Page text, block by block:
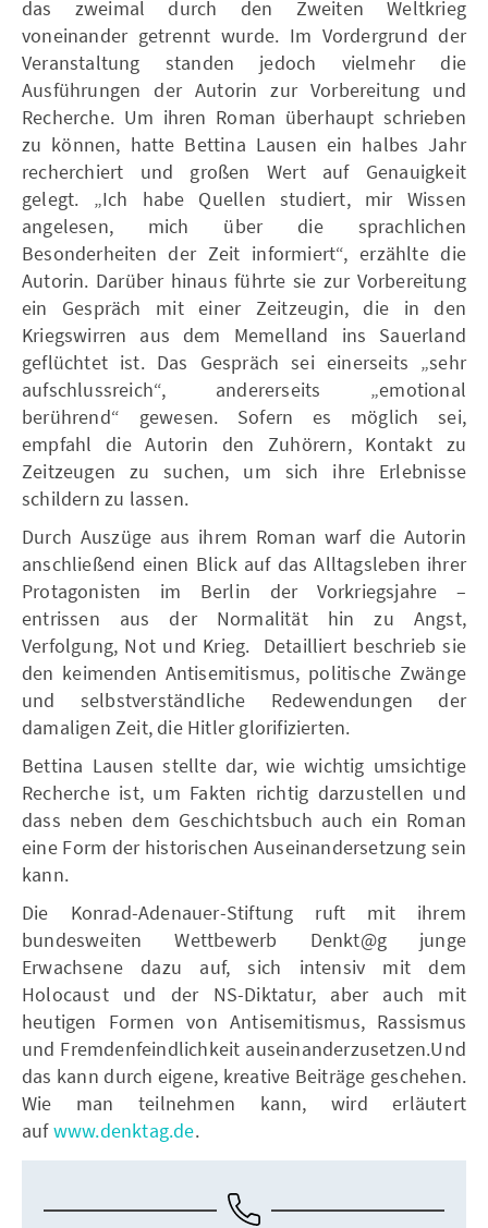
das zweimal durch den Zweiten Weltkrieg
voneinander getrennt wurde. Im Vordergrund der
Veranstaltung standen jedoch vielmehr die
Ausführungen der Autorin zur Vorbereitung und
Recherche. Um ihren Roman überhaupt schrieben
zu können, hatte Bettina Lausen ein halbes Jahr
recherchiert und großen Wert auf Genauigkeit
gelegt. „Ich habe Quellen studiert, mir Wissen
angelesen, mich über die sprachlichen
Besonderheiten der Zeit informiert“, erzählte die
Autorin. Darüber hinaus führte sie zur Vorbereitung
ein Gespräch mit einer Zeitzeugin, die in den
Kriegswirren aus dem Memelland ins Sauerland
geflüchtet ist. Das Gespräch sei einerseits „sehr
aufschlussreich“, andererseits „emotional
berührend“ gewesen. Sofern es möglich sei,
empfahl die Autorin den Zuhörern, Kontakt zu
Zeitzeugen zu suchen, um sich ihre Erlebnisse
schildern zu lassen.
Durch Auszüge aus ihrem Roman warf die Autorin
anschließend einen Blick auf das Alltagsleben ihrer
Protagonisten im Berlin der Vorkriegsjahre –
entrissen aus der Normalität hin zu Angst,
Verfolgung, Not und Krieg. Detailliert beschrieb sie
den keimenden Antisemitismus, politische Zwänge
und selbstverständliche Redewendungen der
damaligen Zeit, die Hitler glorifizierten.
Bettina Lausen stellte dar, wie wichtig umsichtige
Recherche ist, um Fakten richtig darzustellen und
dass neben dem Geschichtsbuch auch ein Roman
eine Form der historischen Auseinandersetzung sein
kann.
Die Konrad-Adenauer-Stiftung ruft mit ihrem
bundesweiten Wettbewerb Denkt@g junge
Erwachsene dazu auf, sich intensiv mit dem
Holocaust und der NS-Diktatur, aber auch mit
heutigen Formen von Antisemitismus, Rassismus
und Fremdenfeindlichkeit auseinanderzusetzen.Und
das kann durch eigene, kreative Beiträge geschehen.
Wie man teilnehmen kann, wird erläutert
aufwww.denktag.de.